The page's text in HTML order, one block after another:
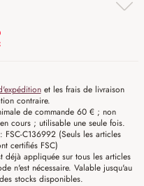
et les frais de livraison
contraire.
de commande 60 € ; non
cours ; utilisable une seule fois.
C136992 (Seuls les articles
certifiés FSC)
déjà appliquée sur tous les articles
n'est nécessaire. Valable jusqu'au
stocks disponibles.